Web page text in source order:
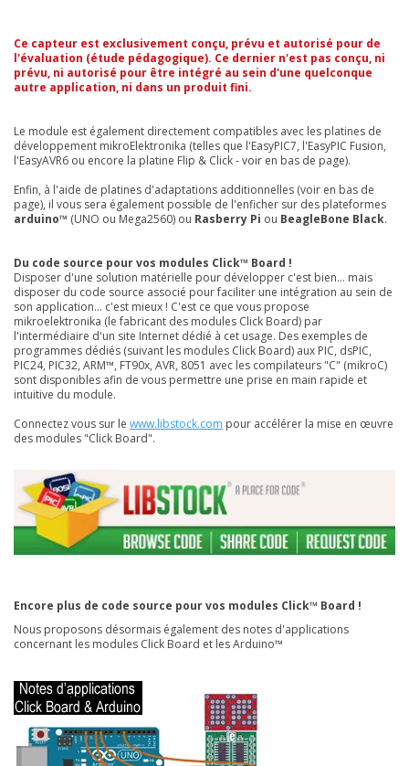
Ce capteur est exclusivement conçu, prévu et autorisé pour de
l'évaluation (étude pédagogique). Ce dernier n'est pas conçu, ni
prévu, ni autorisé pour être intégré au sein d'une quelconque
autre application, ni dans un produit fini.
Le module est également directement compatibles avec les platines de
développement mikroElektronika (telles que l'EasyPIC7, l'EasyPIC Fusion,
l'EasyAVR6 ou encore la platine Flip & Click - voir en bas de page).
Enfin, à l'aide de platines d'adaptations additionnelles (voir en bas de
page), il vous sera également possible de l'enficher sur des plateformes
arduino™ (UNO ou Mega2560) ou Rasberry Pi ou BeagleBone Black.
Du code source pour vos modules Click™ Board !
Disposer d'une solution matérielle pour développer c'est bien... mais
disposer du code source associé pour faciliter une intégration au sein de
son application... c'est mieux ! C'est ce que vous propose
mikroelektronika (le fabricant des modules Click Board) par
l'intermédiaire d'un site Internet dédié à cet usage. Des exemples de
programmes dédiés (suivant les modules Click Board) aux PIC, dsPIC,
PIC24, PIC32, ARM™, FT90x, AVR, 8051 avec les compilateurs "C" (mikroC)
sont disponibles afin de vous permettre une prise en main rapide et
intuitive du module.
Connectez vous sur le www.libstock.com pour accélérer la mise en œuvre
des modules "Click Board".
Encore plus de code source pour vos modules Click™ Board !
Nous proposons désormais également des notes d'applications
concernant les modules Click Board et les Arduino™